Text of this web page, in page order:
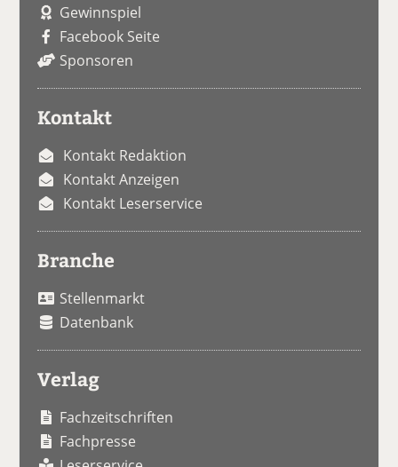
Gewinnspiel
Facebook Seite
Sponsoren
Kontakt
Kontakt Redaktion
Kontakt Anzeigen
Kontakt Leserservice
Branche
Stellenmarkt
Datenbank
Verlag
Fachzeitschriften
Fachpresse